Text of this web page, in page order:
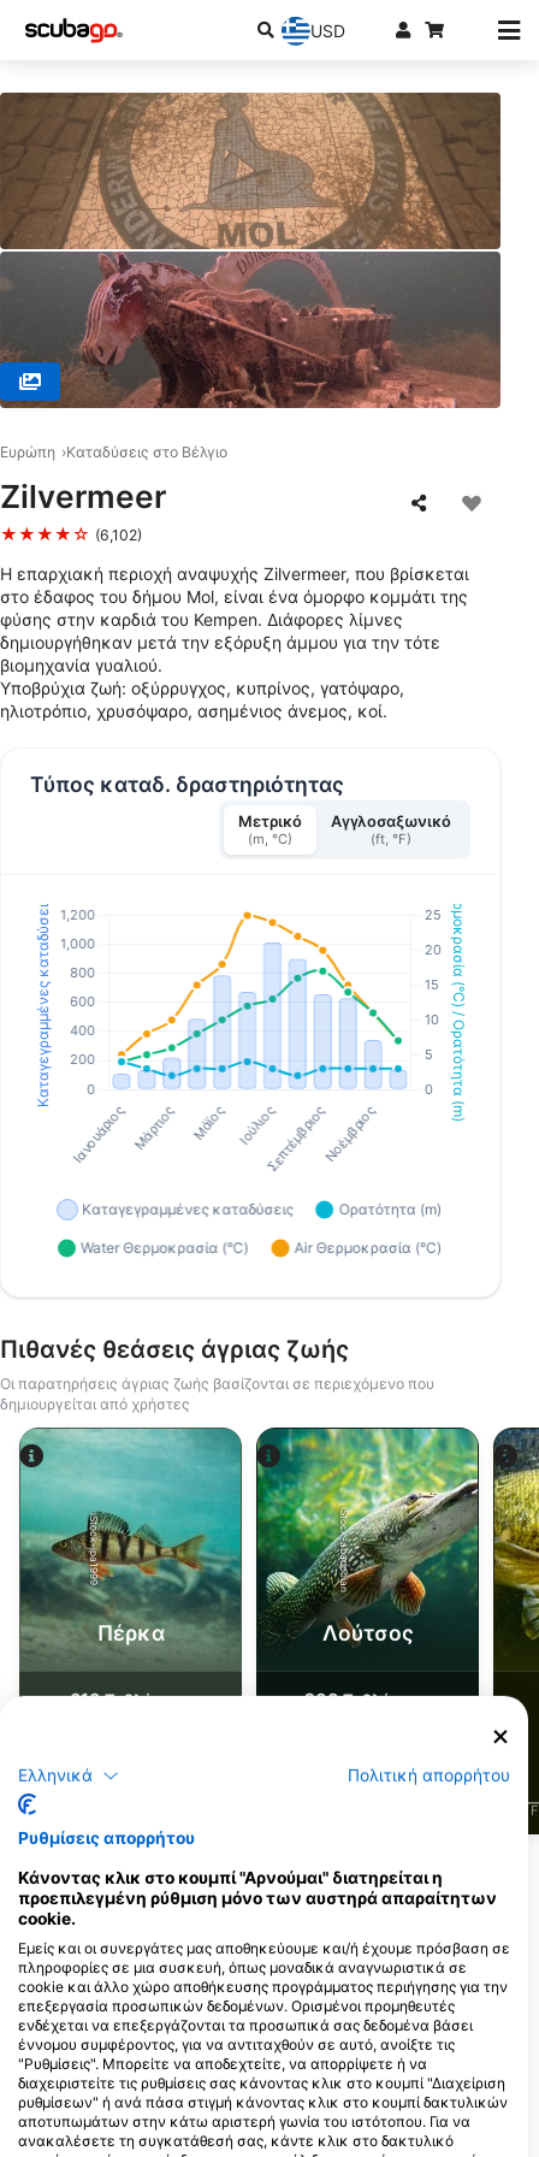
USD
Ευρώπη Καταδύσεις στο Βέλγιο
Zilvermeer
★★★★☆ (6,102)
Η επαρχιακή περιοχή αναψυχής Zilvermeer, που βρίσκεται
στο έδαφος του δήμου Mol, είναι ένα όμορφο κομμάτι της
φύσης στην καρδιά του Kempen. Διάφορες λίμνες
δημιουργήθηκαν μετά την εξόρυξη άμμου για την τότε
βιομηχανία γυαλιού.
Υποβρύχια ζωή: οξύρρυγχος, κυπρίνος, γατόψαρο,
ηλιοτρόπιο, χρυσόψαρο, ασημένιος άνεμος, κοί.
Τύπος καταδ. δραστηριότητας
Μετρικό
(m, °C)
Αγγλοσαξωνικό
(ft, °F)
Πιθανές θεάσεις άγριας ζωής
Οι παρατηρήσεις άγριας ζωής βασίζονται σε περιεχόμενο που
δημιουργείται από χρήστες
iStock-jpa1999
Πέρκα
610Τι βλέπετε;
iStock-abadonian
Λούτσος
200Τι βλέπετε;
F
Κέντρα κατάδυσης που εξυπηρετούν
αυτό το σημείο κατάδυσης
TODI, by SportOase
Be-Mine 1, 3582 Beringen, ΒΕΛΓΙΟ
Binomes Diving School
Monceau, Serge Hanssens
Rue de Trazegnies 84, 6031
Monceau-sur-Sambre, ΒΕΛΓΙΟ
Divemonkey Dive Pro Group
Ελληνικά Πολιτική απορρήτου
Ρυθμίσεις απορρήτου
Κάνοντας κλικ στο κουμπί "Αρνούμαι" διατηρείται η
προεπιλεγμένη ρύθμιση μόνο των αυστηρά απαραίτητων
cookie.
Εμείς και οι συνεργάτες μας αποθηκεύουμε και/ή έχουμε πρόσβαση σε
πληροφορίες σε μια συσκευή, όπως μοναδικά αναγνωριστικά σε
cookie και άλλο χώρο αποθήκευσης προγράμματος περιήγησης για την
επεξεργασία προσωπικών δεδομένων. Ορισμένοι προμηθευτές
ενδέχεται να επεξεργάζονται τα προσωπικά σας δεδομένα βάσει
έννομου συμφέροντος, για να αντιταχθούν σε αυτό, ανοίξτε τις
"Ρυθμίσεις". Μπορείτε να αποδεχτείτε, να απορρίψετε ή να
διαχειριστείτε τις ρυθμίσεις σας κάνοντας κλικ στο κουμπί "Διαχείριση
ρυθμίσεων" ή ανά πάσα στιγμή κάνοντας κλικ στο κουμπί δακτυλικών
αποτυπωμάτων στην κάτω αριστερή γωνία του ιστότοπου. Για να
ανακαλέσετε τη συγκατάθεσή σας, κάντε κλικ στο δακτυλικό